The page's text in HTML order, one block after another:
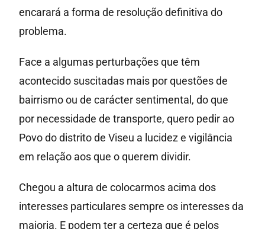
encarará a forma de resolução definitiva do
problema.
Face a algumas perturbações que têm
acontecido suscitadas mais por questões de
bairrismo ou de carácter sentimental, do que
por necessidade de transporte, quero pedir ao
Povo do distrito de Viseu a lucidez e vigilância
em relação aos que o querem dividir.
Chegou a altura de colocarmos acima dos
interesses particulares sempre os interesses da
maioria. E podem ter a certeza que é pelos